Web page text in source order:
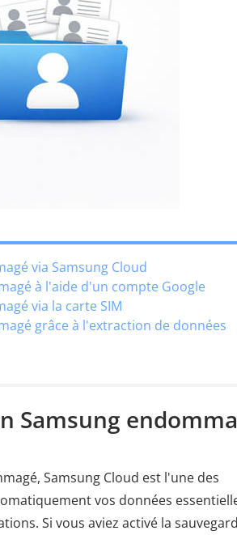
via Samsung Cloud
à l'aide d'un compte Google
via la carte SIM
grâce à l'extraction de données
Samsung
Samsung Cloud est l'une des
vos données
Si vous aviez activé la